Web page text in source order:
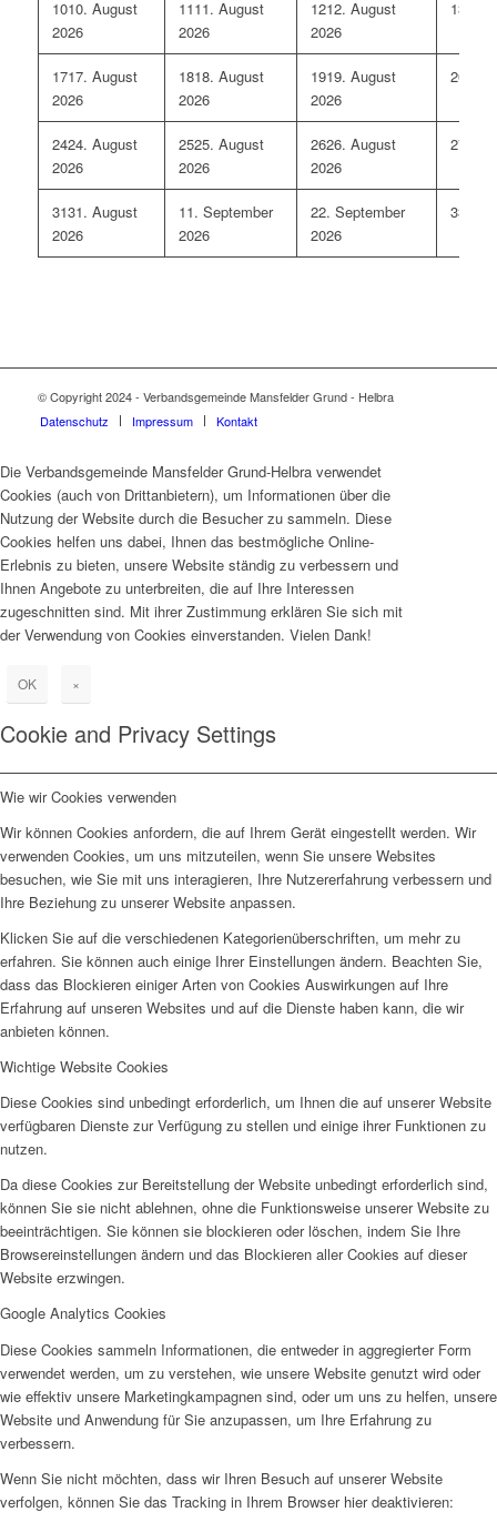
1010. August
2026
1111. August
2026
1212. August
2026
13
1717. August
2026
1818. August
2026
1919. August
2026
20
2424. August
2026
2525. August
2026
2626. August
2026
27
3131. August
2026
11. September
2026
22. September
2026
33.
© Copyright 2024 - Verbandsgemeinde Mansfelder Grund - Helbra
Datenschutz
Impressum Kontakt
Die Verbandsgemeinde Mansfelder Grund-Helbra verwendet
Cookies (auch von Drittanbietern), um Informationen über die
Nutzung der Website durch die Besucher zu sammeln. Diese
Cookies helfen uns dabei, Ihnen das bestmögliche Online-
Erlebnis zu bieten, unsere Website ständig zu verbessern und
Ihnen Angebote zu unterbreiten, die auf Ihre Interessen
zugeschnitten sind. Mit ihrer Zustimmung erklären Sie sich mit
der Verwendung von Cookies einverstanden. Vielen Dank!
OK ×
Cookie and Privacy Settings
Wie wir Cookies verwenden
Wir können Cookies anfordern, die auf Ihrem Gerät eingestellt werden. Wir
verwenden Cookies, um uns mitzuteilen, wenn Sie unsere Websites
besuchen, wie Sie mit uns interagieren, Ihre Nutzererfahrung verbessern und
Ihre Beziehung zu unserer Website anpassen.
Klicken Sie auf die verschiedenen Kategorienüberschriften, um mehr zu
erfahren. Sie können auch einige Ihrer Einstellungen ändern. Beachten Sie,
dass das Blockieren einiger Arten von Cookies Auswirkungen auf Ihre
Erfahrung auf unseren Websites und auf die Dienste haben kann, die wir
anbieten können.
Wichtige Website Cookies
Diese Cookies sind unbedingt erforderlich, um Ihnen die auf unserer Website
verfügbaren Dienste zur Verfügung zu stellen und einige ihrer Funktionen zu
nutzen.
Da diese Cookies zur Bereitstellung der Website unbedingt erforderlich sind,
können Sie sie nicht ablehnen, ohne die Funktionsweise unserer Website zu
beeinträchtigen. Sie können sie blockieren oder löschen, indem Sie Ihre
Browsereinstellungen ändern und das Blockieren aller Cookies auf dieser
Website erzwingen.
Google Analytics Cookies
Diese Cookies sammeln Informationen, die entweder in aggregierter Form
verwendet werden, um zu verstehen, wie unsere Website genutzt wird oder
wie effektiv unsere Marketingkampagnen sind, oder um uns zu helfen, unsere
Website und Anwendung für Sie anzupassen, um Ihre Erfahrung zu
verbessern.
Wenn Sie nicht möchten, dass wir Ihren Besuch auf unserer Website
verfolgen, können Sie das Tracking in Ihrem Browser hier deaktivieren: